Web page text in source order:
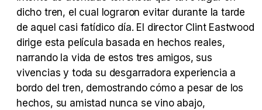
Tráiler Oficial en VOSE 'The Audacity'
dicho tren, el cual lograron evitar durante la tarde
de aquel casi fatídico día. El director Clint Eastwood
dirige esta película basada en hechos reales,
narrando la vida de estos tres amigos, sus
vivencias y toda su desgarradora experiencia a
bordo del tren, demostrando cómo a pesar de los
hechos, su amistad nunca se vino abajo,